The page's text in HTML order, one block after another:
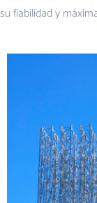
su fiabilidad y